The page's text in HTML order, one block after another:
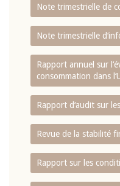
Note trimestrielle de
Note trimestrielle
Rapport annuel sur
consommation dans
Rapport d‘audit sur
Revue de la stabilité
Rapport sur les